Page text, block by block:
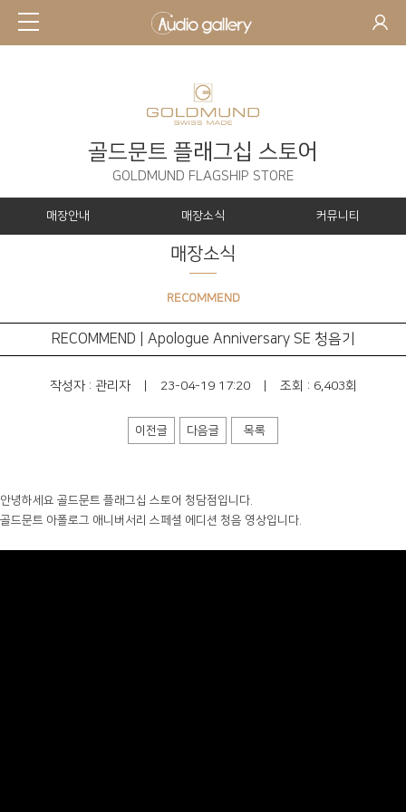
골드문트 플래그십 스토어
GOLDMUND FLAGSHIP STORE
매장안내 매장소식 커뮤니티
매장소식
RECOMMEND
RECOMMEND | Apologue Anniversary SE 청음기
작성자 : 관리자 23-04-19 17:20 조회 : 6,403회
이전글 다음글 목록
안녕하세요 골드문트 플래그십 스토어 청담점입니다.
골드문트 아폴로그 애니버서리 스페셜 에디션 청음 영상입니다.